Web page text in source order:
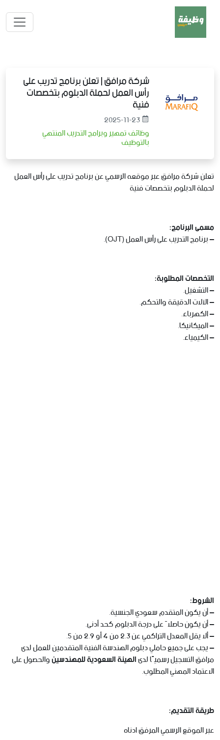
شركة مرافق | تعلن برنامج تدريب على
رأس العمل لحملة الدبلوم بتخصصات
فنية
2025-11-23
وظائف تمهير وبرامج التدريب المنتهي
بالتوظيف
تعلن شركة مرافق عبر موقعه الرسمي عن برنامج تدريب على رأس العمل
لحملة الدبلوم بتخصصات فنية
مسمى البرنامج:
– برنامج التدريب على رأس العمل (OJT).
التخصصات المطلوبة:
– التشغيل.
– الآلات الدقيقة والتحكم.
– الكهرباء.
– الميكانيكا.
– الكيمياء.
الشروط:
– أن يكون المتقدم سعودي الجنسية.
– أن يكون حاصلاً على درجة الدبلوم كحد أدنى.
– ألا يقل المعدل التراكمي عن 2.3 من 4 أو 2.9 من 5.
– يجب على جميع حاملي دبلوم الهندسة الفنية المتقدمين للعمل لدى
مرافق التسجيل رسميًا لدىالهيئة السعودية للمهندسينوالحصول على
الاعتماد المهني المطلوب.
طريقة التقديم:
عبر الموقع الرسمي المرفق ادناه